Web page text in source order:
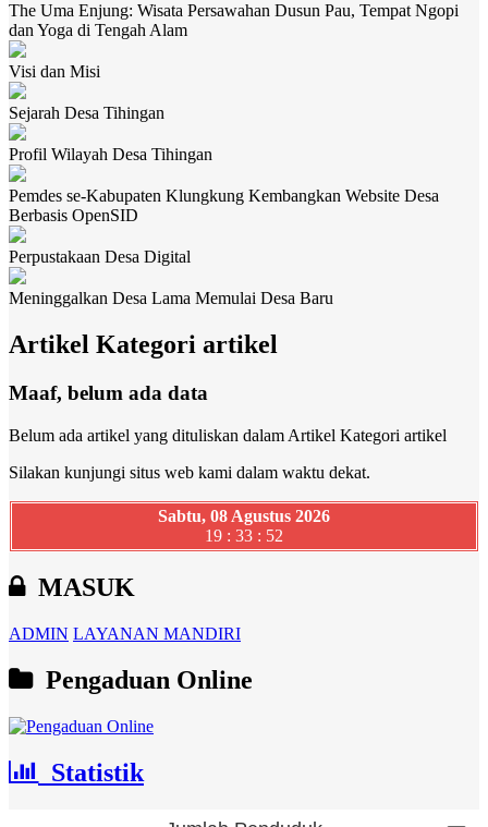
The Uma Enjung: Wisata Persawahan Dusun Pau, Tempat Ngopi
dan Yoga di Tengah Alam
Visi dan Misi
Sejarah Desa Tihingan
Profil Wilayah Desa Tihingan
Pemdes se-Kabupaten Klungkung Kembangkan Website Desa
Berbasis OpenSID
Perpustakaan Desa Digital
Meninggalkan Desa Lama Memulai Desa Baru
Artikel Kategori artikel
Maaf, belum ada data
Belum ada artikel yang dituliskan dalam Artikel Kategori artikel
Silakan kunjungi situs web kami dalam waktu dekat.
Sabtu, 08 Agustus 2026
19 : 33 : 53
MASUK
ADMIN LAYANAN MANDIRI
Pengaduan Online
Statistik